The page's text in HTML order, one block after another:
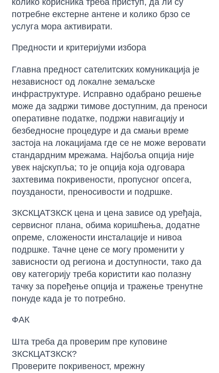
колико корисника треба приступ, да ли су
потребне екстерне антене и колико брзо се
услуга мора активирати.
Предности и критеријуми избора
Главна предност сателитских комуникација је
независност од локалне земаљске
инфраструктуре. Исправно одабрано решење
може да задржи тимове доступним, да преноси
оперативне податке, подржи навигацију и
безбедносне процедуре и да смањи време
застоја на локацијама где се не може веровати
стандардним мрежама. Најбоља опција није
увек најскупља; то је опција која одговара
захтевима покривености, пропусног опсега,
поузданости, преносивости и подршке.
ЗКСКЦАТЗКСК цена и цена зависе од уређаја,
сервисног плана, обима коришћења, додатне
опреме, сложености инсталације и нивоа
подршке. Тачне цене се могу променити у
зависности од региона и доступности, тако да
ову категорију треба користити као полазну
тачку за поређење опција и тражење тренутне
понуде када је то потребно.
ФАК
Шта треба да проверим пре куповине
ЗКСКЦАТЗКСК?
Проверите покривеност, мрежну